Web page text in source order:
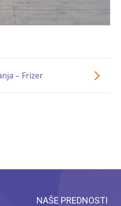
– Frizer
NAŠE PREDNOSTI